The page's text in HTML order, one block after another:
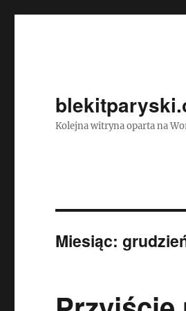
Kolejna witryna oparta na
Miesiąc: